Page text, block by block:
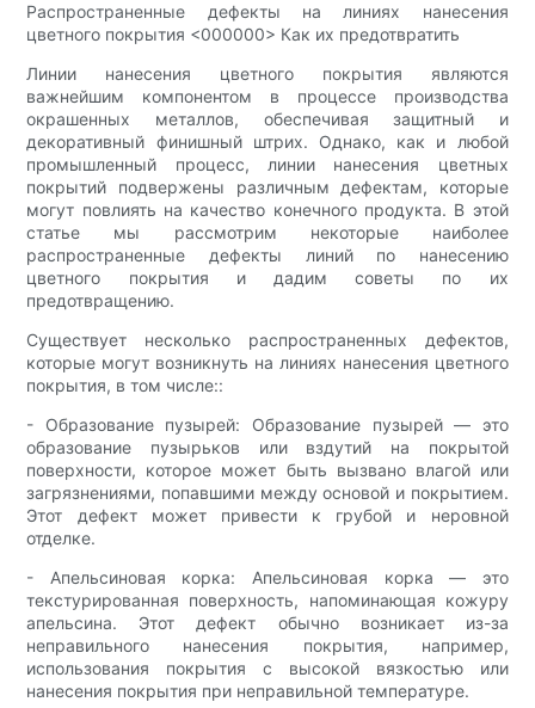
Распространенные дефекты на линиях нанесения
цветного покрытия <000000> Как их предотвратить
Линии нанесения цветного покрытия являются
важнейшим компонентом в процессе производства
окрашенных металлов, обеспечивая защитный и
декоративный финишный штрих. Однако, как и любой
промышленный процесс, линии нанесения цветных
покрытий подвержены различным дефектам, которые
могут повлиять на качество конечного продукта. В этой
статье мы рассмотрим некоторые наиболее
распространенные дефекты линий по нанесению
цветного покрытия и дадим советы по их
предотвращению.
Существует несколько распространенных дефектов,
которые могут возникнуть на линиях нанесения цветного
покрытия, в том числе::
- Образование пузырей: Образование пузырей — это
образование пузырьков или вздутий на покрытой
поверхности, которое может быть вызвано влагой или
загрязнениями, попавшими между основой и покрытием.
Этот дефект может привести к грубой и неровной
отделке.
- Апельсиновая корка: Апельсиновая корка — это
текстурированная поверхность, напоминающая кожуру
апельсина. Этот дефект обычно возникает из-за
неправильного нанесения покрытия, например,
использования покрытия с высокой вязкостью или
нанесения покрытия при неправильной температуре.